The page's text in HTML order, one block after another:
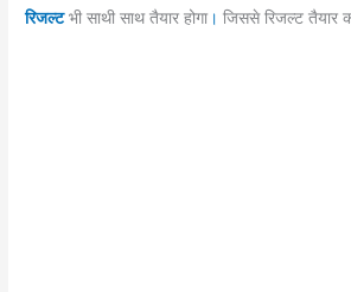
रिजल्ट भी साथी साथ तैयार होगा । जिससे रिजल्ट तैयार